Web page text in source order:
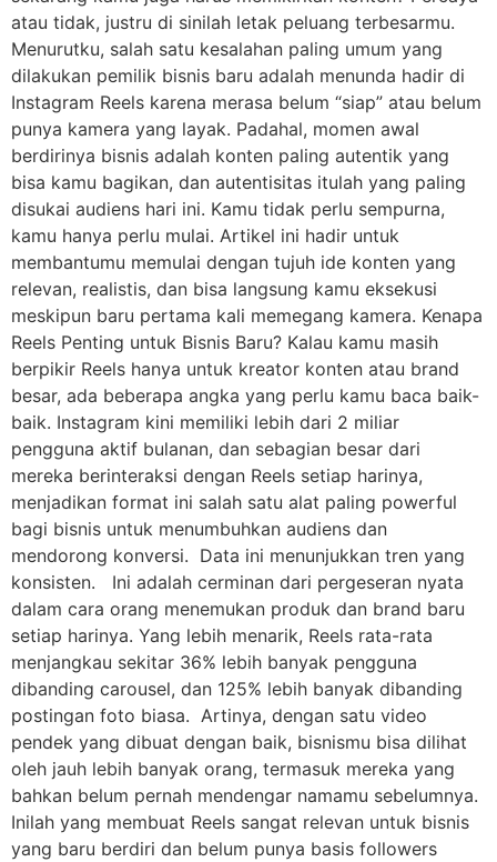
atau tidak, justru di sinilah letak peluang terbesarmu.
Menurutku, salah satu kesalahan paling umum yang
dilakukan pemilik bisnis baru adalah menunda hadir di
Instagram Reels karena merasa belum “siap” atau belum
punya kamera yang layak. Padahal, momen awal
berdirinya bisnis adalah konten paling autentik yang
bisa kamu bagikan, dan autentisitas itulah yang paling
disukai audiens hari ini. Kamu tidak perlu sempurna,
kamu hanya perlu mulai. Artikel ini hadir untuk
membantumu memulai dengan tujuh ide konten yang
relevan, realistis, dan bisa langsung kamu eksekusi
meskipun baru pertama kali memegang kamera. Kenapa
Reels Penting untuk Bisnis Baru? Kalau kamu masih
berpikir Reels hanya untuk kreator konten atau brand
besar, ada beberapa angka yang perlu kamu baca baik-
baik. Instagram kini memiliki lebih dari 2 miliar
pengguna aktif bulanan, dan sebagian besar dari
mereka berinteraksi dengan Reels setiap harinya,
menjadikan format ini salah satu alat paling powerful
bagi bisnis untuk menumbuhkan audiens dan
mendorong konversi. Data ini menunjukkan tren yang
konsisten. Ini adalah cerminan dari pergeseran nyata
dalam cara orang menemukan produk dan brand baru
setiap harinya. Yang lebih menarik, Reels rata-rata
menjangkau sekitar 36% lebih banyak pengguna
dibanding carousel, dan 125% lebih banyak dibanding
postingan foto biasa. Artinya, dengan satu video
pendek yang dibuat dengan baik, bisnismu bisa dilihat
oleh jauh lebih banyak orang, termasuk mereka yang
bahkan belum pernah mendengar namamu sebelumnya.
Inilah yang membuat Reels sangat relevan untuk bisnis
yang baru berdiri dan belum punya basis followers